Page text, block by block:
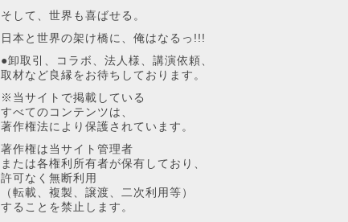
そして、世界も喜ばせる。
日本と世界の架け橋に、俺はなるっ!!!
●卸取引、コラボ、法人様、講演依頼、
取材など良縁をお待ちしております。
※当サイトで掲載している
すべてのコンテンツは、
著作権法により保護されています。
著作権は当サイト管理者
または各権利所有者が保有しており、
許可なく無断利用
（転載、複製、譲渡、二次利用等）
することを禁止します。